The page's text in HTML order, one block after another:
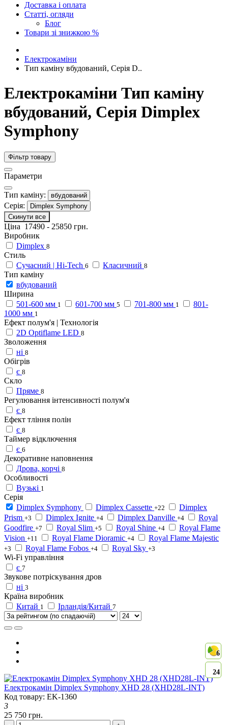
Доставка і оплата
Статті, огляди
Блог
Товари зі знижкою %
Електрокаміни
Тип каміну вбудований, Серія D..
Електрокаміни Тип каміну
вбудований, Серія Dimplex
Symphony
Фільтр товару
Параметри
Тип каміну: вбудований
Серія:
Dimplex Symphony
Скинути все
Ціна 17490 - 25850 грн.
Виробник
Dimplex 8
Стиль
Сучасний | Hi-Tech 6 Класичний 8
Тип каміну
вбудований
Ширина
501-600 мм 1 601-700 мм 5 701-800 мм 1
801-
1000 мм 1
Ефект полум'я | Технологія
2D Optiflame LED 8
Зволоження
ні 8
Обігрів
є 8
Скло
Пряме 8
Регулювання інтенсивності полум'я
є 8
Ефект тління полін
є 8
Таймер відключення
є 6
Декоративне наповнення
Дрова, корчі 8
Особливості
Вузькі 1
Серія
Dimplex Symphony
Dimplex Cassette +22
Dimplex
Prism +3 Dimplex Ignite +4 Dimplex Danville +4
Royal
Goodfire +7 Royal Slim +5 Royal Shine +4
Royal Flame
Vision +11 Royal Flame Dioramic +4 Royal Flame Majestic
+3 Royal Flame Fobos +4 Royal Sky +3
Wi-Fi управління
є 7
Звукове потріскування дров
ні 3
Країна виробник
Китай 1 Ірландія/Китай 7
6
24
Електрокамін Dimplex Symphony XHD 28 (XHD28L-INT)
Код товару: EK-1360
3
25 750 грн.